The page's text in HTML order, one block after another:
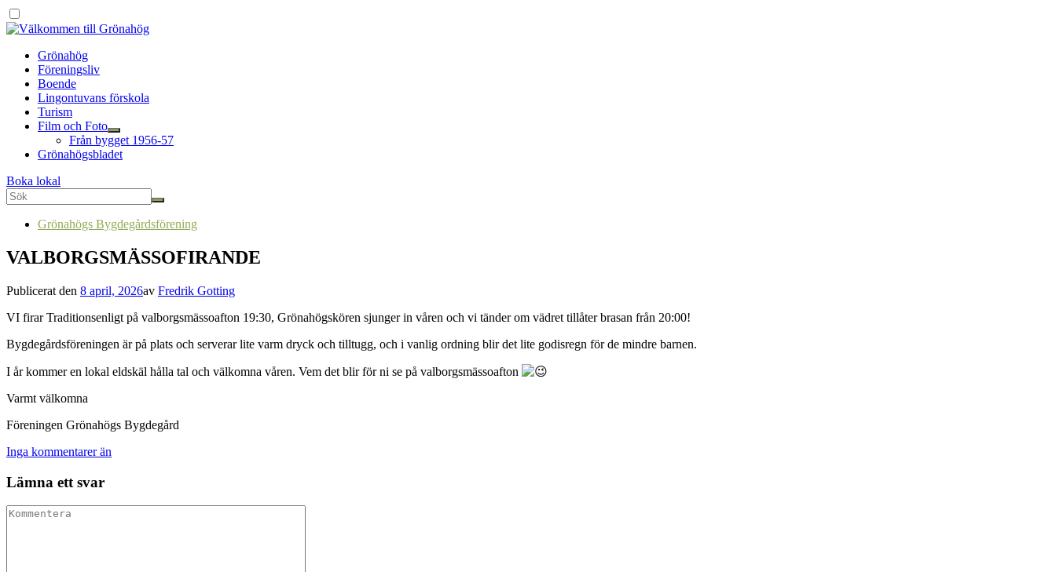
Grönahög
Föreningsliv
Boende
Lingontuvans förskola
Turism
Film och Foto
Från bygget 1956-57
Grönahögsbladet
Boka lokal
Grönahögs Bygdegårdsförening
VALBORGSMÄSSOFIRANDE
Publicerat den 8 april, 2026av Fredrik Gotting
VI firar Traditionsenligt på valborgsmässoafton 19:30, Grönahögskören sjunger in våren och vi tänder om vädret tillåter brasan från 20:00!
Bygdegårdsföreningen är på plats och serverar lite varm dryck och tilltugg, och i vanlig ordning blir det lite godisregn för de mindre barnen.
I år kommer en lokal eldskäl hålla tal och välkomna våren. Vem det blir för ni se på valborgsmässoafton
Varmt välkomna
Föreningen Grönahögs Bygdegård
Inga kommentarer än
Lämna ett svar